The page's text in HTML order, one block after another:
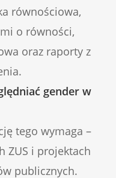
równościowa,
o równości,
oraz raporty z
gender w
tego wymaga –
ZUS i projektach
publicznych.